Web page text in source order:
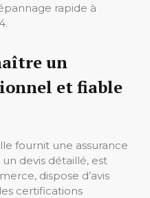
rapide à
un
et fiable
fournit une assurance
devis détaillé, est
dispose d’avis
certifications